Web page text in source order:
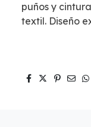
puños y
textil. Diseño